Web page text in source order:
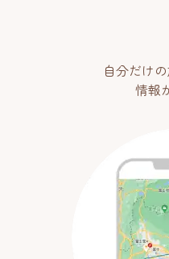
自分だけ
情報